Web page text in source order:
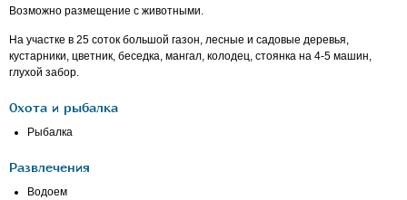
Возможно размещение с животными.
На участке в 25 соток большой газон, лесные и садовые деревья,
кустарники, цветник, беседка, мангал, колодец, стоянка на 4-5 машин,
глухой забор.
Охота и рыбалка
Рыбалка
Развлечения
Водоем